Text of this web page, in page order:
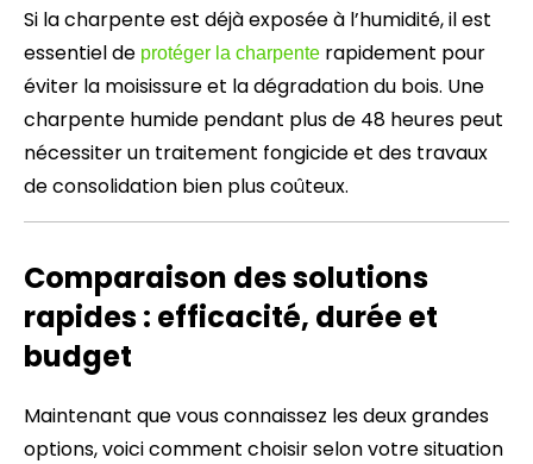
Si la charpente est déjà exposée à l’humidité, il est
essentiel de protéger la charpente rapidement pour
éviter la moisissure et la dégradation du bois. Une
charpente humide pendant plus de 48 heures peut
nécessiter un traitement fongicide et des travaux
de consolidation bien plus coûteux.
Comparaison des solutions
rapides : efficacité, durée et
budget
Maintenant que vous connaissez les deux grandes
options, voici comment choisir selon votre situation